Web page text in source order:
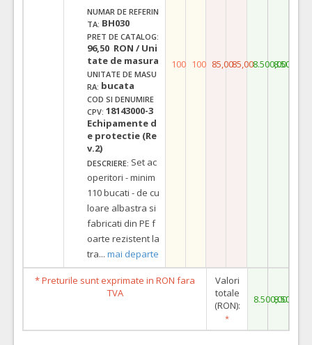
NUMAR DE REFERIN
TA: BH030
PRET DE CATALOG:
96,50 RON / Uni
tate de masura
UNITATE DE MASU
RA: bucata
COD SI DENUMIRE
CPV: 18143000-3
Echipamente d
e protectie (Re
v.2)
DESCRIERE: Set ac
operitori - minim
110 bucati - de cu
loare albastra si
fabricati din PE f
oarte rezistent la
tra... mai departe
100 100 85,0085,008.500,008.500,00
* Preturile sunt exprimate in RON fara
TVA
Valori
totale
(RON):
*
8.500,008.500,00